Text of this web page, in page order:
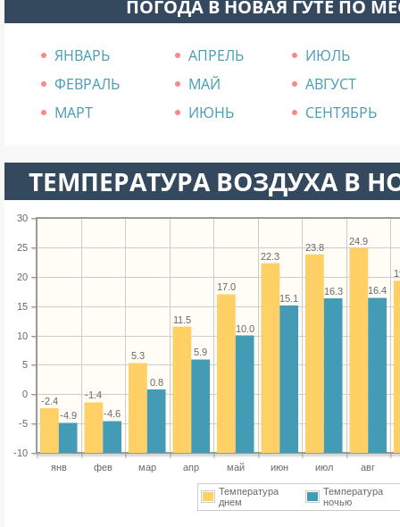
ПОГОДА В НОВАЯ ГУТЕ ПО
ЯНВАРЬ АПРЕЛЬ
ИЮЛЬ
ФЕВРАЛЬ
МАЙ
АВГУСТ
МАРТ
ИЮНЬ СЕНТЯБРЬ
ТЕМПЕРАТУРА ВОЗДУХА В
янв фев мар апр май июн июл авг
-10
-5
0
5
10
15
20
25
30
24.9
23.8
22.3
17.0
11.5
5.3
-1.4
-2.4
16.4
16.3
15.1
10.0
5.9
0.8
-4.6
-4.9
Температура
днем
Температура
ночью